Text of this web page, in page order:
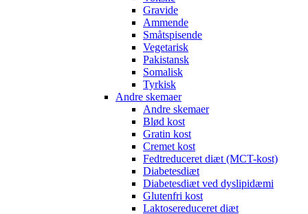
Gravide
Ammende
Småtspisende
Vegetarisk
Pakistansk
Somalisk
Tyrkisk
Andre skemaer
Andre skemaer
Blød kost
Gratin kost
Cremet kost
Fedtreduceret diæt (MCT-kost)
Diabetesdiæt
Diabetesdiæt ved dyslipidæmi
Glutenfri kost
Laktosereduceret diæt